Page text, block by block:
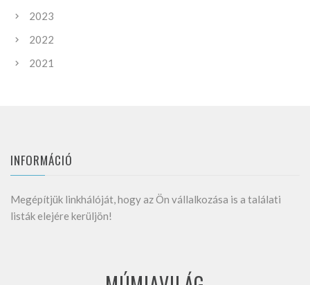
2023
2022
2021
INFORMÁCIÓ
Megépítjük linkhálóját, hogy az Ön vállalkozása is a találati
listák elejére kerüljön!